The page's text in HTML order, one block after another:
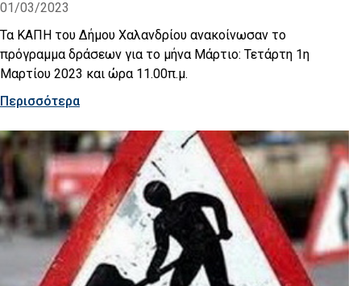
01/03/2023
Τα ΚΑΠΗ του Δήμου Χαλανδρίου ανακοίνωσαν το
πρόγραμμα δράσεων για το μήνα Μάρτιο: Τετάρτη 1η
Μαρτίου 2023 και ώρα 11.00π.μ.
Περισσότερα